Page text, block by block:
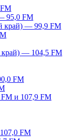
95,0 FM
край) — 99,9 FM
край) — 104,5 FM
FM
и 107,9 FM
FM